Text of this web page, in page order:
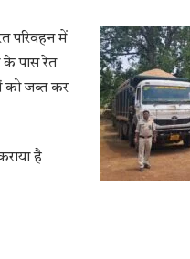
परिवहन में
के पास रेत
को जब्त कर
है